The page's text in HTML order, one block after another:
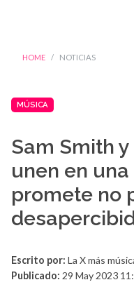
HOME NOTICIAS
MÚSICA
Sam Smith
unen en
promete no
Escrito por: La X más
Publicado: 29 May 2023